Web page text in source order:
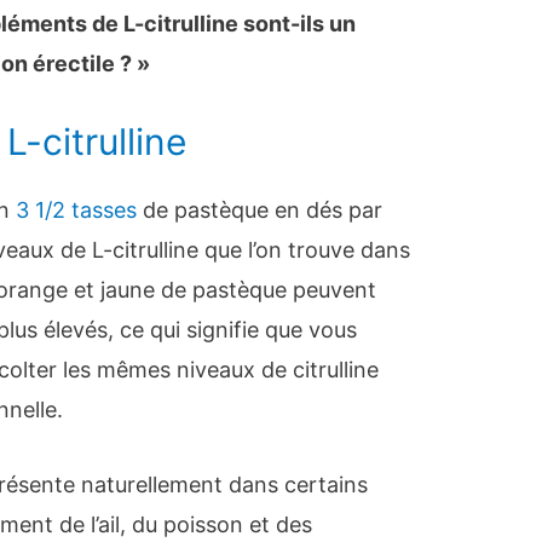
de L-citrulline sont-ils un
érectile ? »
citrulline
3 1/2 tasses de pastèque en dés par
de L-citrulline que l’on trouve dans
et jaune de pastèque peuvent
élevés, ce qui signifie que vous
les mêmes niveaux de citrulline
naturellement dans certains
de l’ail, du poisson et des